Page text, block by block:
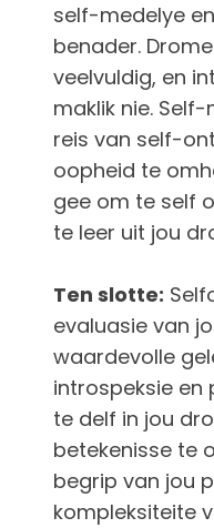
self-medelye
benader.
veelvuldig, en
maklik nie.
reis van self-
oopheid te
gee om te self
te leer uit jou
Ten slotte:
evaluasie van
waardevolle
introspeksie en
te delf in jou
betekenisse te
begrip van jou
kompleksiteite